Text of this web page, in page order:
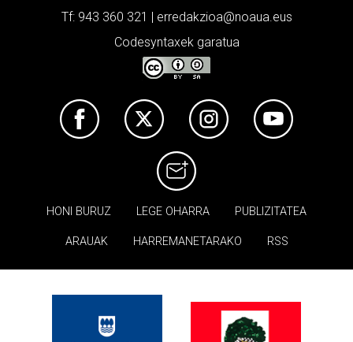
Tf: 943 360 321 | erredakzioa@noaua.eus
Codesyntaxek garatua
HONI BURUZ LEGE OHARRA PUBLIZITATEA
ARAUAK HARREMANETARAKO RSS